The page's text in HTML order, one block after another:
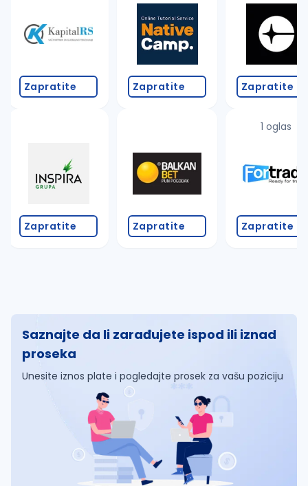
Zapratite
Zapratite
Zapratite
Zapratite
Zapratite
1 oglas
Zapratite
Saznajte da li zarađujete ispod ili iznad
proseka
Unesite iznos plate i pogledajte prosek za vašu poziciju